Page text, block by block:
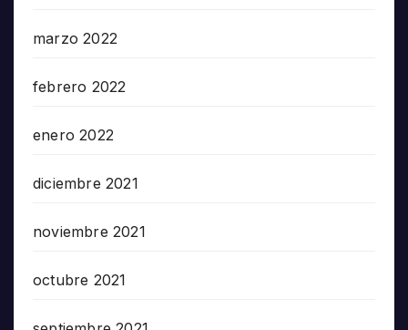
marzo 2022
febrero 2022
enero 2022
diciembre 2021
noviembre 2021
octubre 2021